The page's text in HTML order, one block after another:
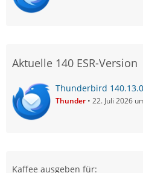
Aktuelle 140 ESR-Version
Thunderbird
Thunder 22. Juli 2026
Kaffee ausgeben für: